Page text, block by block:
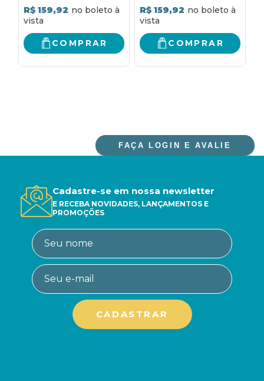
R$ 159,92
COMPRAR
R$ 159,92
COMPRAR
FAÇA LOGIN E AVALIE
Cadastre-se em nossa newsletter
E RECEBA NOVIDADES, LANÇAMENTOS E
PROMOÇÕES